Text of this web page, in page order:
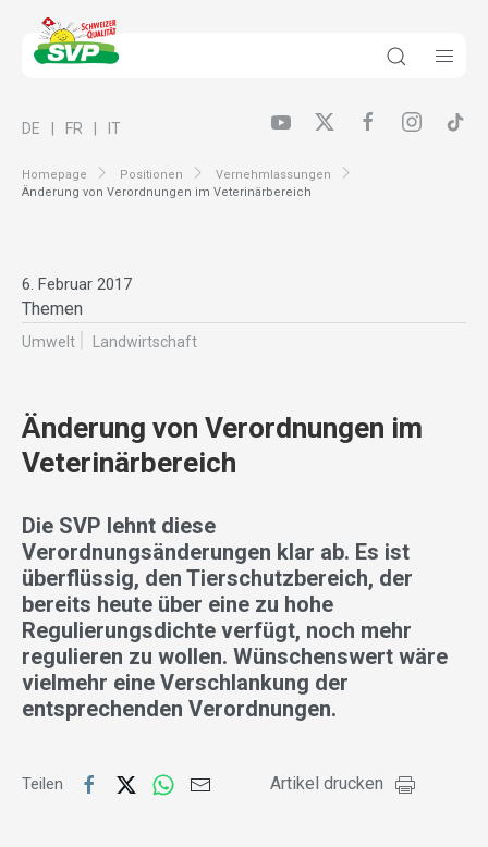
Homepage Positionen
Vernehmlassungen
Änderung von Verordnungen im Veterinärbereich
DE FR IT
6. Februar 2017
Themen
Umwelt Landwirt­schaft
Änderung von Verordnungen im
Veterinärbereich
Die SVP lehnt diese
Verordnungsänderungen klar ab. Es ist
überflüssig, den Tierschutzbereich, der
bereits heute über eine zu hohe
Regulierungsdichte verfügt, noch mehr
regulieren zu wollen. Wünschenswert wäre
vielmehr eine Verschlankung der
entsprechenden Verordnungen.
Teilen Artikel drucken